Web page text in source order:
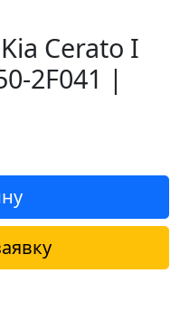
Cerato I
2F041 |